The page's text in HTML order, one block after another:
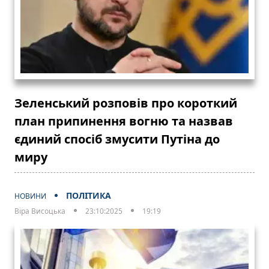
Зеленський розповів про короткий
план припинення вогню та назвав
єдиний спосіб змусити Путіна до
миру
НОВИНИ ПОЛІТИКА
Віра Висоцька 23:10:2025 19:19